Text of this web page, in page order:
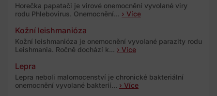
Horečka papatači je virové onemocnění vyvolané viry
rodu Phlebovirus. Onemocnění... › Více
Kožní leishmanióza
Kožní leishmanióza je onemocnění vyvolané parazity rodu
Leishmania. Ročně dochází k... › Více
Lepra
Lepra neboli malomocenství je chronické bakteriální
onemocnění vyvolané bakterií... › Více